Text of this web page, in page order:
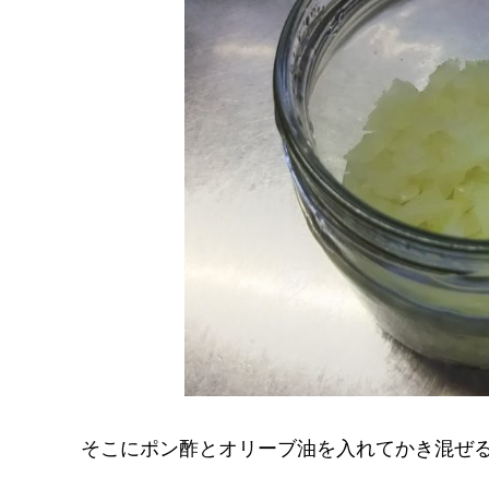
そこにポン酢とオリーブ油を入れてかき混ぜ